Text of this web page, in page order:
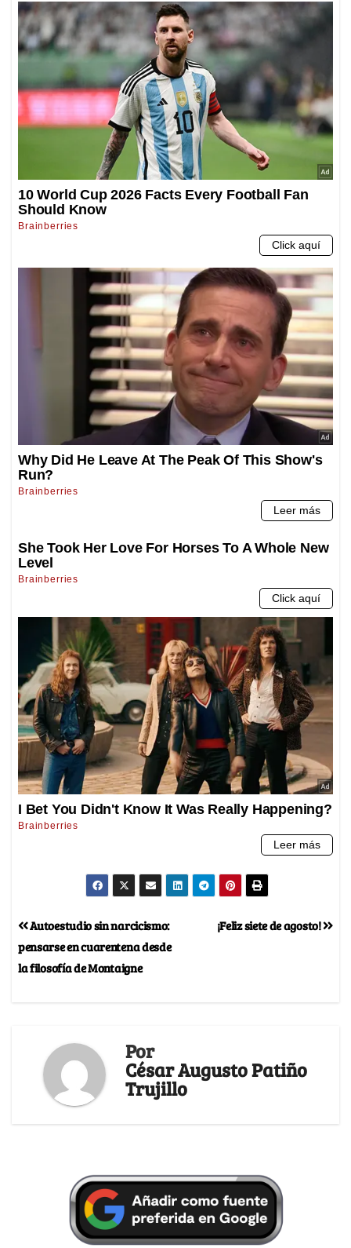
¡Feliz siete de agosto!
Autoestudio sin narcicismo:
pensarse en cuarentena desde
la filosofía de Montaigne
Por
César Augusto Patiño
Trujillo